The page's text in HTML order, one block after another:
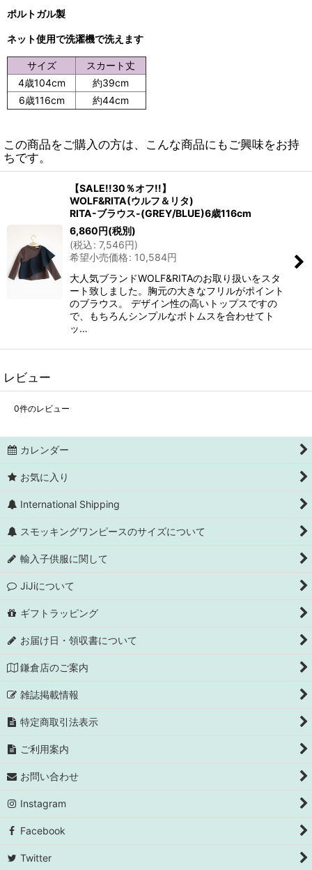
ポルトガル製
ネット使用で洗濯機で洗えます
サイズ
スカート丈
4歳104cm
約39cm
6歳116cm
約44cm
この商品をご購入の方は、こんな商品にもご興味をお持
ちです。
【SALE!!30％オフ!!】
WOLF&RITA(ウルフ＆リタ)
RITA-ブラウス-(GREY/BLUE)6歳116cm
6,860円(税別)
(税込: 7,546円)
希望小売価格: 10,584円
大人気ブランドWOLF&RITAのお取り扱いをスタ
ート致しました。胸元の大きなフリルがポイント
のブラウス。 デザイン性の高いトップスですの
で、もちろんシンプルなボトムスを合わせてト
ッ…
レビュー
0件のレビュー
カレンダー
お気に入り
International Shipping
スモッキングワンピースのサイズについて
輸入子供服に関して
JiJiについて
ギフトラッピング
お届け日・領収書について
鎌倉店のご案内
雑誌掲載情報
特定商取引法表示
ご利用案内
お問い合わせ
Instagram
Facebook
Twitter